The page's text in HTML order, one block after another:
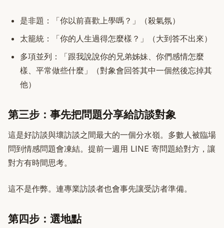
是非題：「你以前喜歡上學嗎？」（殺氣氛）
太籠統：「你的人生過得怎麼樣？」（大到答不出來）
多項並列：「跟我說說你的兄弟姊妹、你們感情怎麼
樣、平常做些什麼」（對象會回答其中一個然後忘掉其
他）
第三步：事先把問題分享給訪談對象
這是好訪談與壞訪談之間最大的一個分水嶺。多數人被臨場
問到情感問題會凍結。提前一週用 LINE 寄問題給對方，讓
對方有時間思考。
這不是作弊。連專業訪談者也會事先讓受訪者準備。
第四步：選地點